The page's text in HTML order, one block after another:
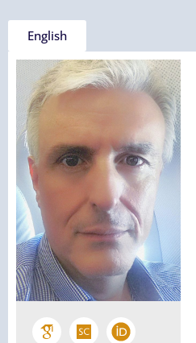
English